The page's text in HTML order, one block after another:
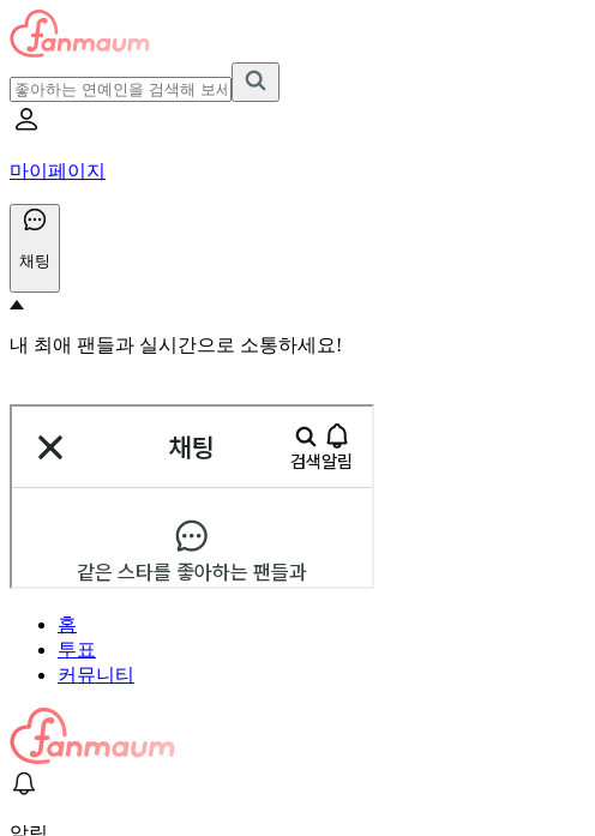
마이페이지
채팅
내 최애 팬들과 실시간으로 소통하세요!
홈
투표
커뮤니티